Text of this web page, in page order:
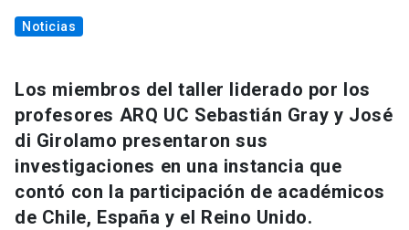
Noticias
Los miembros del taller liderado por los
profesores ARQ UC Sebastián Gray y José
di Girolamo presentaron sus
investigaciones en una instancia que
contó con la participación de académicos
de Chile, España y el Reino Unido.